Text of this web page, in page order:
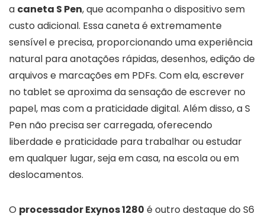
a caneta S Pen, que acompanha o dispositivo sem
custo adicional. Essa caneta é extremamente
sensível e precisa, proporcionando uma experiência
natural para anotações rápidas, desenhos, edição de
arquivos e marcações em PDFs. Com ela, escrever
no tablet se aproxima da sensação de escrever no
papel, mas com a praticidade digital. Além disso, a S
Pen não precisa ser carregada, oferecendo
liberdade e praticidade para trabalhar ou estudar
em qualquer lugar, seja em casa, na escola ou em
deslocamentos.
O processador Exynos 1280 é outro destaque do S6